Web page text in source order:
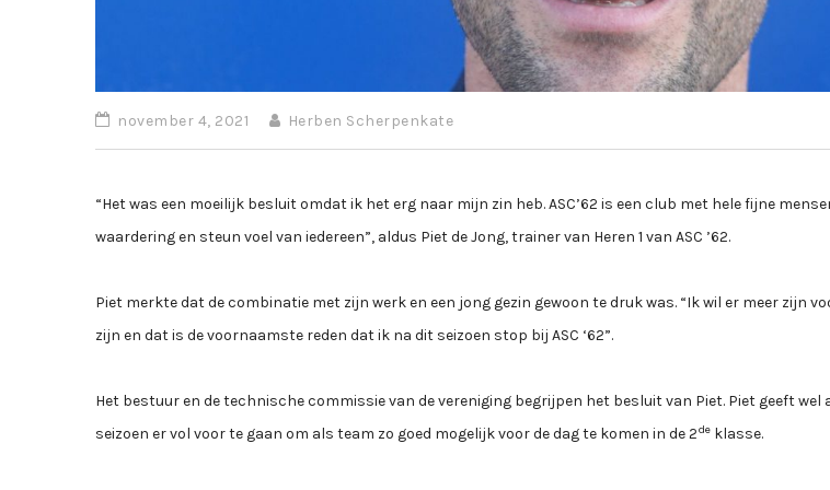
november 4, 2021 Herben Scherpenkate
“Het was een moeilijk besluit omdat ik het erg naar mijn zin heb. ASC’62 is een club met hele fijne
waardering en steun voel van iedereen”, aldus Piet de Jong, trainer van Heren 1 van ASC ’62.
Piet merkte dat de combinatie met zijn werk en een jong gezin gewoon te druk was. “Ik wil er meer zijn
zijn en dat is de voornaamste reden dat ik na dit seizoen stop bij ASC ‘62”.
Het bestuur en de technische commissie van de vereniging begrijpen het besluit van Piet. Piet geeft
seizoen er vol voor te gaan om als team zo goed mogelijk voor de dag te komen in de 2de klasse.